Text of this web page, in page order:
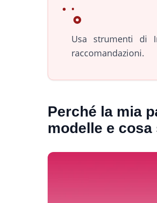
Usa strumenti di
raccomandazioni.
Perché la mia
modelle e